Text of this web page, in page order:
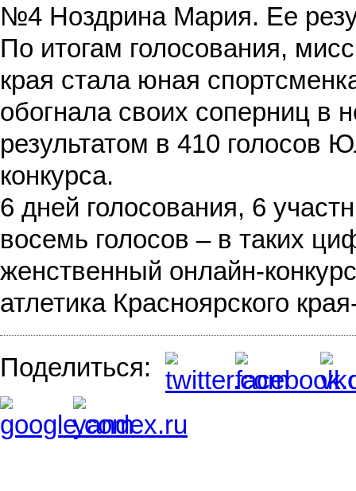
№4 Ноздрина Мария. Ее
По итогам голосования,
края стала юная
обогнала своих соперниц в
результатом в 410 голосов
конкурса.
6 дней голосования, 6
восемь голосов – в таких
женственный онлайн-
атлетика Красноярского
Поделиться: